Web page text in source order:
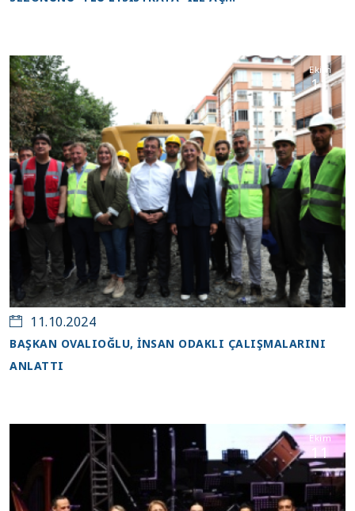
Ekim
11
11.10.2024
BAŞKAN OVALIOĞLU, İNSAN ODAKLI ÇALIŞMALARINI
ANLATTI
Ekim
11